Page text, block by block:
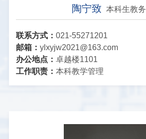
陶宁致 本科生教务
联系方式： 021-55271201
邮箱： ylxyjw2021@163.com
办公地点： 卓越楼1101
工作职责： 本科教学管理